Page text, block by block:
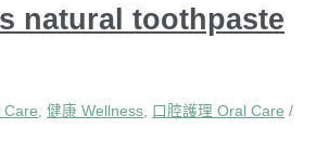
natural toothpaste
Care ,健康 Wellness 口腔護理 Oral Care /